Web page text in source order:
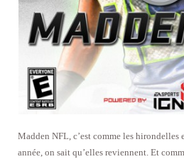
Madden NFL, c’est comme les hirondelles
année, on sait qu’elles reviennent. Et